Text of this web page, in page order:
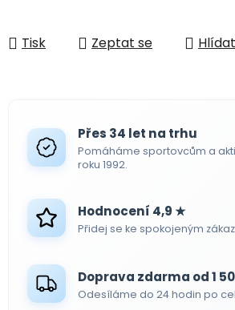
Tisk Zeptat se Hlídat
Přes 34 let na trhu
Pomáháme sportovcům a
roku 1992.
Hodnocení 4,9 ★
Přidej se ke spokojeným
Doprava zdarma od 1
Odesíláme do 24 hodin po